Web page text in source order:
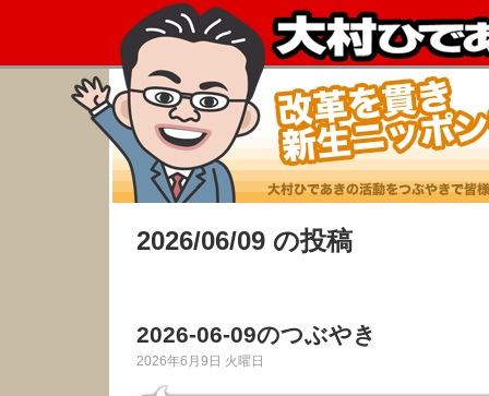
2026/06/09 の投稿
2026-06-09のつぶやき
2026年6月9日 火曜日